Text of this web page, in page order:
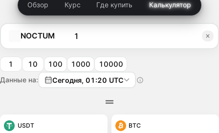
Обзор Курс Где купить Калькулятор
NOCTUM
1 10 100 1000 10000
Данные на: Сегодня, 01:20 UTC
USDT BTC